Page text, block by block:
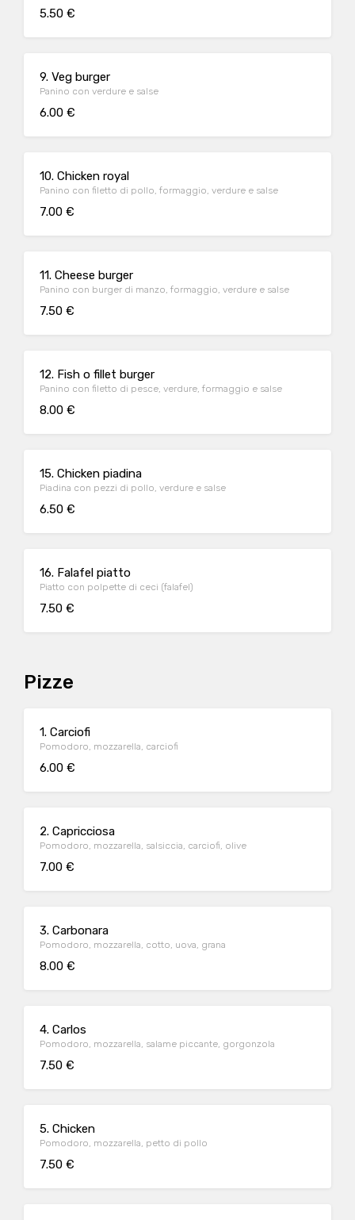
5.50 €
9. Veg burger
Panino con verdure e salse
6.00 €
10. Chicken royal
Panino con filetto di pollo, formaggio, verdure e salse
7.00 €
11. Cheese burger
Panino con burger di manzo, formaggio, verdure e salse
7.50 €
12. Fish o fillet burger
Panino con filetto di pesce, verdure, formaggio e salse
8.00 €
15. Chicken piadina
Piadina con pezzi di pollo, verdure e salse
6.50 €
16. Falafel piatto
Piatto con polpette di ceci (falafel)
7.50 €
Pizze
1. Carciofi
Pomodoro, mozzarella, carciofi
6.00 €
2. Capricciosa
Pomodoro, mozzarella, salsiccia, carciofi, olive
7.00 €
3. Carbonara
Pomodoro, mozzarella, cotto, uova, grana
8.00 €
4. Carlos
Pomodoro, mozzarella, salame piccante, gorgonzola
7.50 €
5. Chicken
Pomodoro, mozzarella, petto di pollo
7.50 €